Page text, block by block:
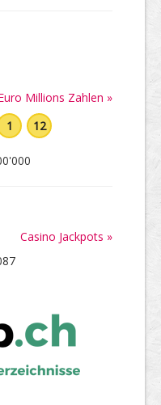
Millions Zahlen »
1 12
Casino Jackpots »